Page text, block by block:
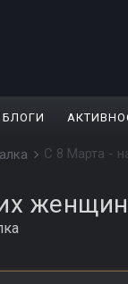
БЛОГИ
С 8 Марта -